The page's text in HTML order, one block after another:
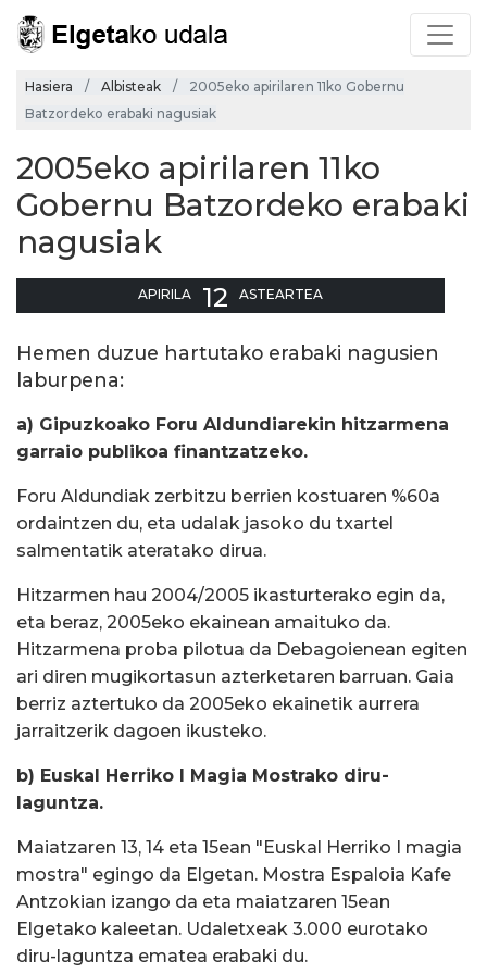
Hasiera Albisteak
2005eko apirilaren 11ko Gobernu
Batzordeko erabaki nagusiak
2005eko apirilaren 11ko
Gobernu Batzordeko erabaki
nagusiak
APIRILA 12 ASTEARTEA
Hemen duzue hartutako erabaki nagusien
laburpena:
a) Gipuzkoako Foru Aldundiarekin hitzarmena
garraio publikoa finantzatzeko.
Foru Aldundiak zerbitzu berrien kostuaren %60a
ordaintzen du, eta udalak jasoko du txartel
salmentatik ateratako dirua.
Hitzarmen hau 2004/2005 ikasturterako egin da,
eta beraz, 2005eko ekainean amaituko da.
Hitzarmena proba pilotua da Debagoienean egiten
ari diren mugikortasun azterketaren barruan. Gaia
berriz aztertuko da 2005eko ekainetik aurrera
jarraitzerik dagoen ikusteko.
b) Euskal Herriko I Magia Mostrako diru-
laguntza.
Maiatzaren 13, 14 eta 15ean "Euskal Herriko I magia
mostra" egingo da Elgetan. Mostra Espaloia Kafe
Antzokian izango da eta maiatzaren 15ean
Elgetako kaleetan. Udaletxeak 3.000 eurotako
diru-laguntza ematea erabaki du.